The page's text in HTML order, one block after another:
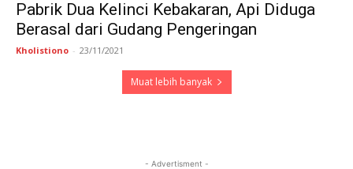
Pabrik Dua Kelinci Kebakaran, Api Diduga
Berasal dari Gudang Pengeringan
Kholistiono - 23/11/2021
Muat lebih banyak
- Advertisment -